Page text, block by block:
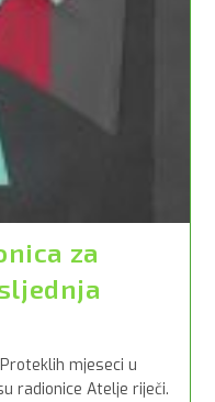
za
mjeseci u
radionice Atelje riječi.